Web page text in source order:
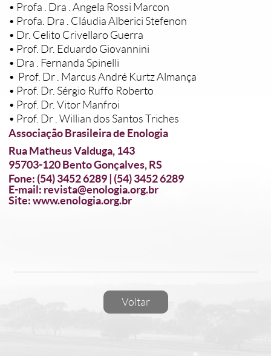
• Profa . Dra . Angela Rossi Marcon
• Profa. Dra . Cláudia Alberici Stefenon
• Dr. Celito Crivellaro Guerra
• Prof. Dr. Eduardo Giovannini
• Dra . Fernanda Spinelli
• Prof. Dr . Marcus André Kurtz Almança
• Prof. Dr. Sérgio Ruffo Roberto
• Prof. Dr. Vitor Manfroi
• Prof. Dr . Willian dos Santos Triches
Associação Brasileira de Enologia
Rua Matheus Valduga, 143
95703-120 Bento Gonçalves, RS
Fone: (54) 3452 6289 | (54) 3452 6289
E-mail: revista@enologia.org.br
Site: www.enologia.org.br
Voltar